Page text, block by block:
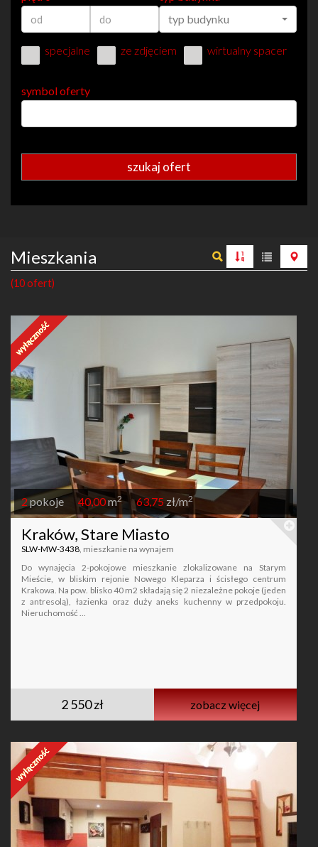
typ budynku
specjalne ze zdjęciem wirtualny spacer
symbol oferty
szukaj ofert
Mieszkania
(10 ofert)
2pokoje 40,00m2 63,75 zł/m2
Kraków, Stare Miasto
SLW-MW-3438 , mieszkanie na wynajem
Do wynajęcia 2-pokojowe mieszkanie zlokalizowane na Starym
Mieście, w bliskim rejonie Nowego Kleparza i ścisłego centrum
Krakowa. Na pow. blisko 40 m2 składają się 2 niezależne pokoje (jeden
z antresolą), łazienka oraz duży aneks kuchenny w przedpokoju.
Nieruchomość ...
2 550 zł zobacz więcej